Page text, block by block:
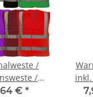
/
/
2+2 inkl
€ *